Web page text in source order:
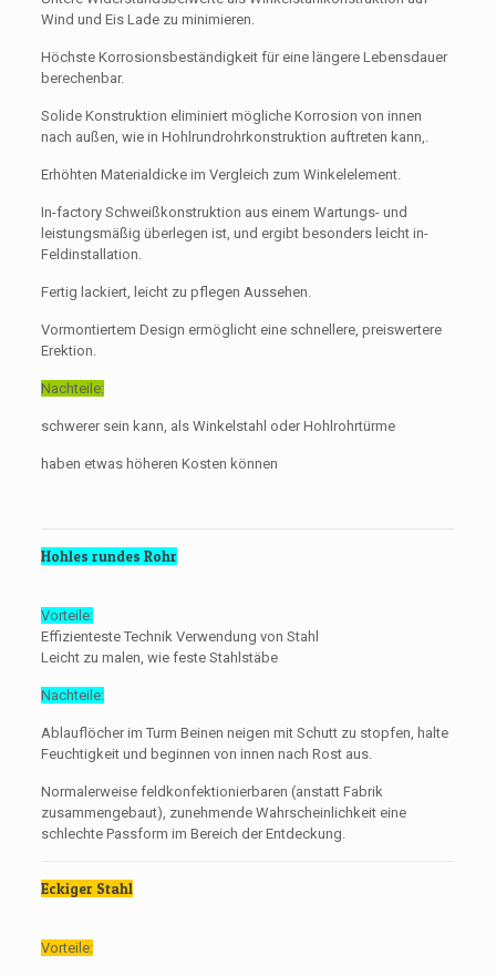
Wind und Eis Lade zu minimieren.
Höchste Korrosionsbeständigkeit für eine längere Lebensdauer
berechenbar.
Solide Konstruktion eliminiert mögliche Korrosion von innen
nach außen, wie in Hohlrundrohrkonstruktion auftreten kann,.
Erhöhten Materialdicke im Vergleich zum Winkelelement.
In-factory Schweißkonstruktion aus einem Wartungs- und
leistungsmäßig überlegen ist, und ergibt besonders leicht in-
Feldinstallation.
Fertig lackiert, leicht zu pflegen Aussehen.
Vormontiertem Design ermöglicht eine schnellere, preiswertere
Erektion.
Nachteile:
schwerer sein kann, als Winkelstahl oder Hohlrohrtürme
haben etwas höheren Kosten können
Hohles rundes Rohr
Vorteile:
Effizienteste Technik Verwendung von Stahl
Leicht zu malen, wie feste Stahlstäbe
Nachteile:
Ablauflöcher im Turm Beinen neigen mit Schutt zu stopfen, halte
Feuchtigkeit und beginnen von innen nach Rost aus.
Normalerweise feldkonfektionierbaren (anstatt Fabrik
zusammengebaut), zunehmende Wahrscheinlichkeit eine
schlechte Passform im Bereich der Entdeckung.
Eckiger Stahl
Vorteile: